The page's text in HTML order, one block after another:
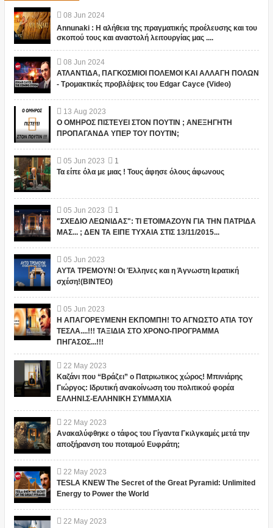
08 Jun 2024
Annunaki : Η αλήθεια της πραγματικής προέλευσης και του
σκοπού τους και αναστολή λειτουργίας μας ....
08 Jun 2024
ΑΤΛΑΝΤΙΔΑ, ΠΑΓΚΟΣΜΙΟΙ ΠΟΛΕΜΟΙ ΚΑΙ ΑΛΛΑΓΗ ΠΟΛΩΝ
- Τρομακτικές προβλέψεις του Edgar Cayce (Video)
13 Aug 2023
Ο ΟΜΗΡΟΣ ΠΙΣΤΕΥΕΙ ΣΤΟΝ ΠΟΥΤΙΝ ; ΑΝΕΞΗΓΗΤΗ
ΠΡΟΠΑΓΑΝΔΑ ΥΠΕΡ ΤΟΥ ΠΟΥΤΙΝ;
05 Jun 2023
1
Τα είπε όλα με μιας ! Τους άφησε όλους άφωνους
05 Jun 2023
1
"ΣΧΕΔΙΟ ΛΕΩΝΙΔΑΣ": ΤΙ ΕΤΟΙΜΑΖΟΥΝ ΓΙΑ ΤΗΝ ΠΑΤΡΙΔΑ
ΜΑΣ... ; ΔΕΝ ΤΑ ΕΙΠΕ ΤΥΧΑΙΑ ΣΤΙΣ 13/11/2015...
05 Jun 2023
ΑΥΤΑ ΤΡΕΜΟΥΝ! Οι Έλληνες και η Άγνωστη Ιερατική
σχέση!(ΒΙΝΤΕΟ)
05 Jun 2023
Η ΑΠΑΓΟΡΕΥΜΕΝΗ ΕΚΠΟΜΠΗ! ΤΟ ΑΓΝΩΣΤΟ ΑΤΙΑ ΤΟΥ
ΤΕΣΛΑ....!!! ΤΑΞΙΔΙΑ ΣΤΟ ΧΡΟΝΟ-ΠΡΟΓΡΑΜΜΑ
ΠΗΓΑΣΟΣ...!!!
22 May 2023
Καζάνι που “Βράζει” ο Πατριωτικος χώρος! Μπινιάρης
Γιώργος: Ιδρυτική ανακοίνωση του πολιτικού φορέα
ΕΛΛΗΝΙ.Σ-ΕΛΛΗΝΙΚΗ ΣΥΜΜΑΧΙΑ
22 May 2023
Ανακαλύφθηκε ο τάφος του Γίγαντα Γκιλγκαμές μετά την
αποξήρανση του ποταμού Ευφράτη;
22 May 2023
TESLA KNEW The Secret of the Great Pyramid: Unlimited
Energy to Power the World
22 May 2023